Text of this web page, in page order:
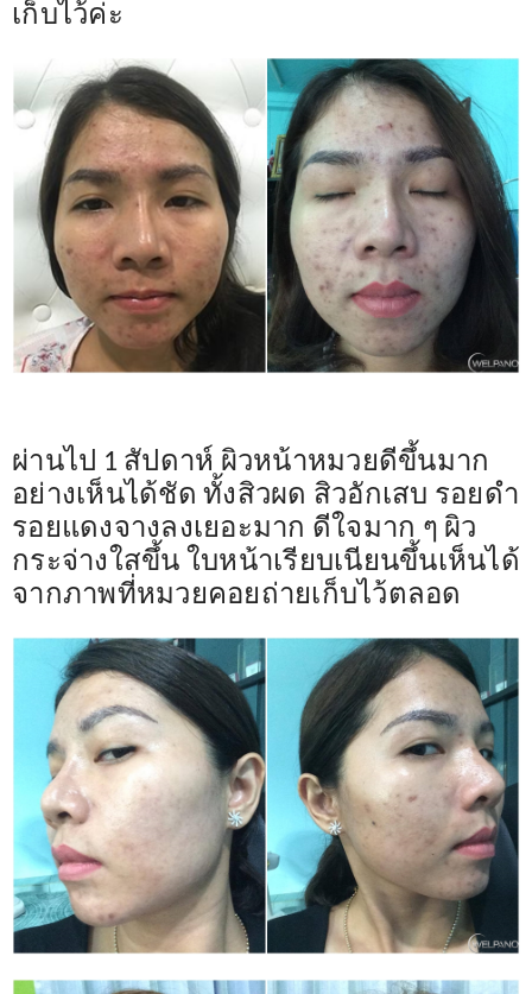
เก็บไว้ค่ะ
ผ่านไป 1 สัปดาห์ ผิวหน้าหมวยดีขึ้นมาก
อย่างเห็นได้ชัด ทั้งสิวผด สิวอักเสบ รอยดำ
รอยแดงจางลงเยอะมาก ดีใจมาก ๆ ผิว
กระจ่างใสขึ้น ใบหน้าเรียบเนียนขึ้นเห็นได้
จากภาพที่หมวยคอยถ่ายเก็บไว้ตลอด